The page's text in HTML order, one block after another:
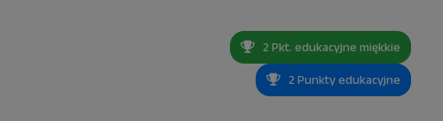
2 Pkt. edukacyjne miękkie
2 Punkty edukacyjne